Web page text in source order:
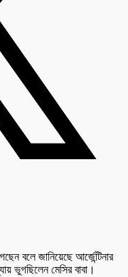
বলে জানিয়েছে আর্জেন্টিনার
ভুগছিলেন মেসির বাবা।